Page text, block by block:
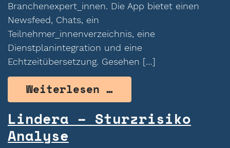
Branchenexpert_innen. Die App bietet einen
Newsfeed, Chats, ein
Teilnehmer_innenverzeichnis, eine
Dienstplanintegration und eine
Echtzeitübersetzung. Gesehen […]
Weiterlesen …from Luci –
Lindera – Sturzrisiko
Analyse